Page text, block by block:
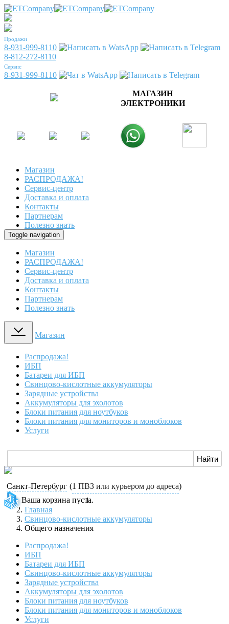
Продажи
8-931-999-8110
8-812-272-8110
Сервис
8-931-999-8110
МАГАЗИН
ЭЛЕКТРОНИКИ
Магазин
РАСПРОДАЖА!
Сервис-центр
Доставка и оплата
Контакты
Партнерам
Полезно знать
Toggle navigation
Магазин
РАСПРОДАЖА!
Сервис-центр
Доставка и оплата
Контакты
Партнерам
Полезно знать
Магазин
Распродажа!
ИБП
Батареи для ИБП
Свинцово-кислотные аккумуляторы
Зарядные устройства
Аккумуляторы для эхолотов
Блоки питания для ноутбуков
Блоки питания для мониторов и моноблоков
Услуги
Санкт-Петербург (1 ПВЗ или курьером до адреса)
Ваша корзина пуста.
Главная
Свинцово-кислотные аккумуляторы
Общего назначения
Распродажа!
ИБП
Батареи для ИБП
Свинцово-кислотные аккумуляторы
Зарядные устройства
Аккумуляторы для эхолотов
Блоки питания для ноутбуков
Блоки питания для мониторов и моноблоков
Услуги